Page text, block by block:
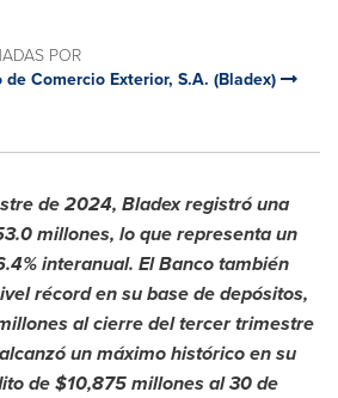
POR
Comercio Exterior, S.A. (Bladex)
de 2024, Bladex registró una
millones, lo que representa un
interanual. El Banco también
récord en su base de depósitos,
al cierre del tercer trimestre
un máximo histórico en su
de$10,875millones al 30 de